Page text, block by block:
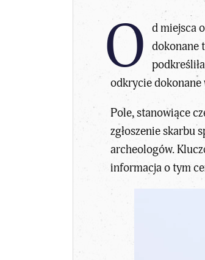
O d miejsca
dokonane
odkrycie dokonane
Pole, stanowiące
zgłoszenie skarbu
archeologów.
informacja o tym